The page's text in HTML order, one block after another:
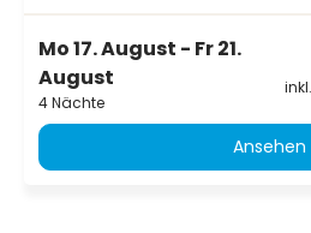
Mo 17. August - Fr 21.
August
4 Nächte
Ansehen